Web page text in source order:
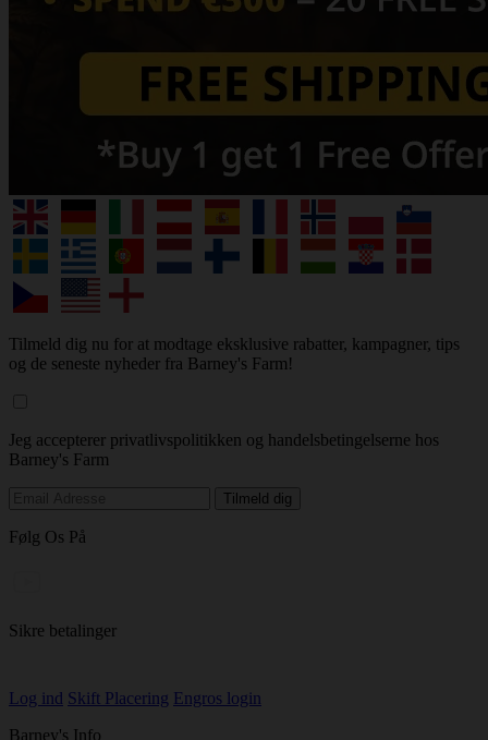
Tilmeld dig nu for at modtage eksklusive rabatter, kampagner, tips
og de seneste nyheder fra Barney's Farm!
Jeg accepterer privatlivspolitikken og handelsbetingelserne hos
Barney's Farm
Følg Os På
Sikre betalinger
Log ind Skift Placering Engros login
Barney's Info